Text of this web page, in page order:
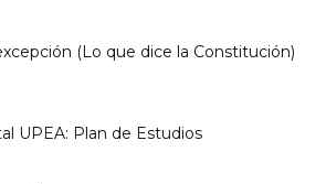
(Lo que dice la Constitución)
UPEA: Plan de Estudios